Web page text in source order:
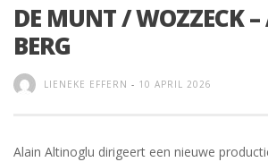
DE MUNT / WOZZECK
BERG
LIENEKE EFFERN - 10 APRIL 2026
Alain Altinoglu dirigeert een nieuwe